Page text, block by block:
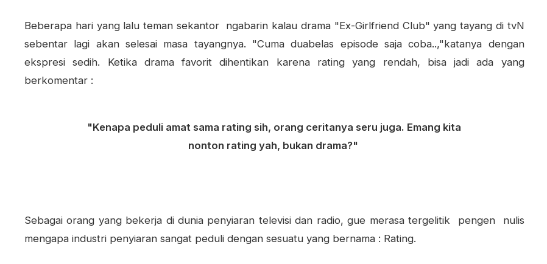
Beberapa hari yang lalu teman sekantor ngabarin kalau drama "Ex-Girlfriend Club" yang tayang di tvN
sebentar lagi akan selesai masa tayangnya. "Cuma duabelas episode saja coba..,"katanya dengan
ekspresi sedih. Ketika drama favorit dihentikan karena rating yang rendah, bisa jadi ada yang
berkomentar :
"Kenapa peduli amat sama rating sih, orang ceritanya seru juga. Emang kita
nonton rating yah, bukan drama?"
Sebagai orang yang bekerja di dunia penyiaran televisi dan radio, gue merasa tergelitik pengen nulis
mengapa industri penyiaran sangat peduli dengan sesuatu yang bernama : Rating.